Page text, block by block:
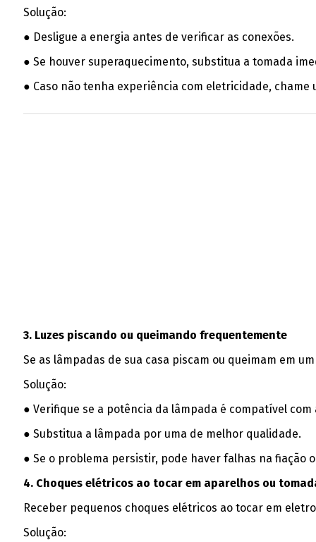
Solução:
● Desligue a energia antes de verificar as conexões.
● Se houver superaquecimento, substitua a tomada
● Caso não tenha experiência com eletricidade, chame
3. Luzes piscando ou queimando frequentemente
Se as lâmpadas de sua casa piscam ou queimam em
Solução:
● Verifique se a potência da lâmpada é compatível com
● Substitua a lâmpada por uma de melhor qualidade.
● Se o problema persistir, pode haver falhas na
4. Choques elétricos ao tocar em aparelhos ou
Receber pequenos choques elétricos ao tocar em
Solução: